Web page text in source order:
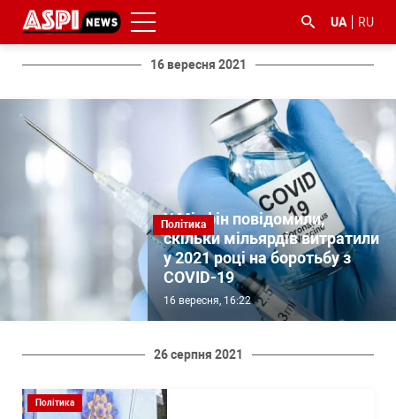
UA RU
16 вересня 2021
Політика
У Мінфін повідомили,
скільки мільярдів витратили
у 2021 році на боротьбу з
COVID-19
16 вересня, 16:22
26 серпня 2021
Політика
#боротьба
#ДФС #коронавірус